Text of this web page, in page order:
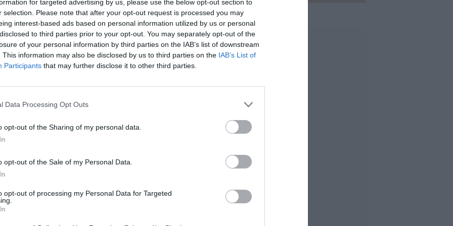
for targeted advertising by us, please use the below opt-out section to
selection. Please note that after your opt-out request is processed you may
interest-based ads based on personal information utilized by us or personal
to third parties prior to your opt-out. You may separately opt-out of the
of your personal information by third parties on the IAB’s list of downstream
This information may also be disclosed by us to third parties on the IAB’s List of
Participants that may further disclose it to other third parties.
Data Processing Opt Outs
opt-out of the Sharing of my personal data.
opt-out of the Sale of my Personal Data.
opt-out of processing my Personal Data for Targeted
fuente preferida de Google de forma gratuita.
más en Benicàssim los días 2, 3 y 4 de
edición número 11, el primer gran festival
de lujo que reúne a artistas
e internacional.
festivalero y como una de las citas
indie y alternativa de nuestro país. Una
a la temporada con una oferta musical
donde además se puede disfrutar de
clima mediterráneo.